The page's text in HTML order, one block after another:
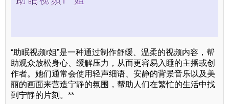
“助眠视频r姐”是一种通过制作舒缓、温柔的视频内容，帮
助观众放松身心、缓解压力，从而更容易入睡的主播或创
作者。她们通常会使用轻声细语、安静的背景音乐以及美
丽的画面来营造宁静的氛围，帮助人们在繁忙的生活中找
到宁静的片刻。**